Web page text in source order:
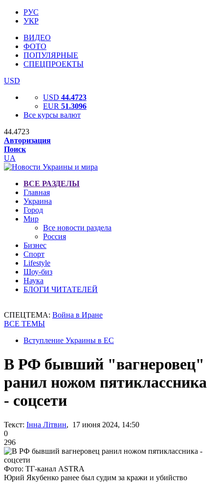
РУС
УКР
ВИДЕО
ФОТО
ПОПУЛЯРНЫЕ
СПЕЦПРОЕКТЫ
USD
USD 44.4723
EUR 51.3096
Все курсы валют
44.4723
Авторизация
Поиск
UA
ВСЕ РАЗДЕЛЫ
Главная
Украина
Город
Мир
Все новости раздела
Россия
Бизнес
Спорт
Lifestyle
Шоу-биз
Наука
БЛОГИ ЧИТАТЕЛЕЙ
СПЕЦТЕМА: Война в Иране
ВСЕ ТЕМЫ
Вступление Украины в ЕС
В РФ бывший "вагнеровец"
ранил ножом пятиклассника
- соцсети
Текст: Інна Літвин, 17 июня 2024, 14:50
0
296
Фото: ТГ-канал ASTRA
Юрий Якубенко ранее был судим за кражи и убийство